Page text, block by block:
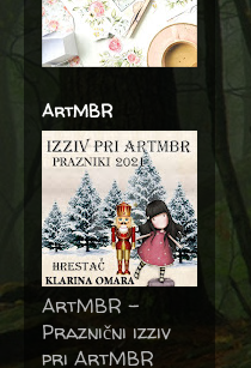
ArtMBR
ArtMBR -
Praznični izziv
pri ArtMBR